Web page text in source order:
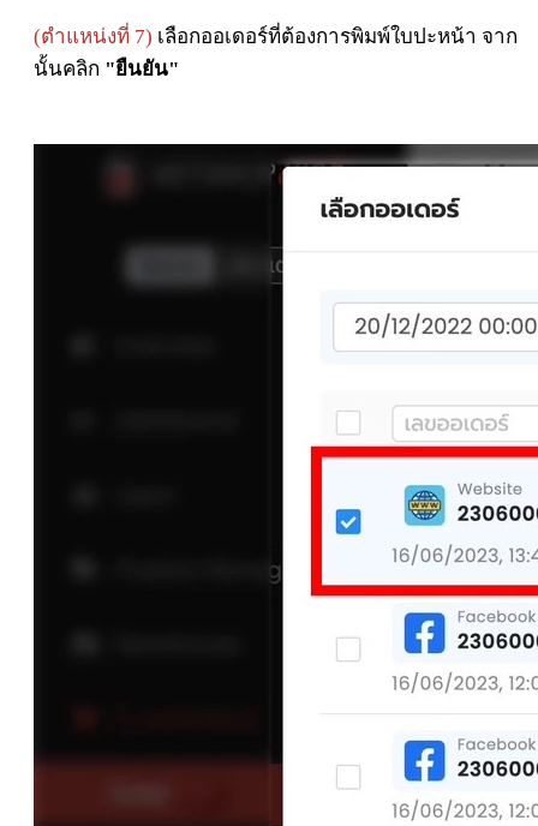
(ตำแหน่งที่ 7) เลือกออเดอร์ที่ต้องการพิมพ์ใบปะหน้า จาก
นั้นคลิก "ยืนยัน"